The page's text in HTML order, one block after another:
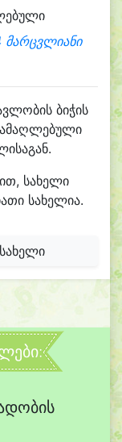
მარცვლიანი
ბიჭის
ამაღლებული
სახელი
სახელია.